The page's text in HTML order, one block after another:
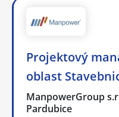
Projektový
oblast
ManpowerGroup
Pardubice